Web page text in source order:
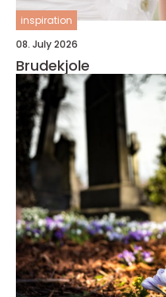
inspiration
08. July 2026
Brudekjole